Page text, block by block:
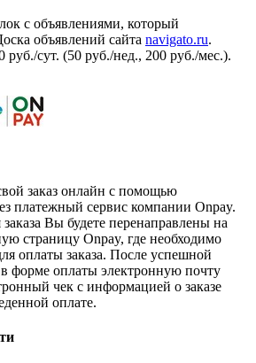
с объявлениями, который
объявлений сайта navigato.ru.
руб./сут. (50 руб./нед., 200 руб./мес.).
заказ онлайн с помощью
платежный сервис компании Onpay.
Вы будете перенаправлены на
страницу Onpay, где необходимо
оплаты заказа. После успешной
форме оплаты электронную почту
чек с информацией о заказе
оплате.